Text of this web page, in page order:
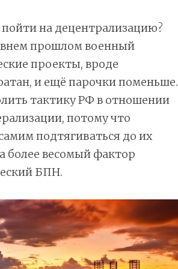
на децентрализацию?
прошлом военный
проекты, вроде
и ещё парочки поменьше.
тактику РФ в отношении
потому что
подтягиваться до их
более весомый фактор
БПН.